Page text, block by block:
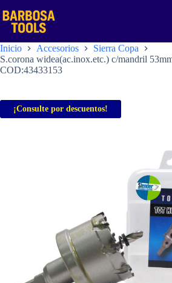
al
contenido
Inicio Accesorios
Sierra Copa
S.corona widea(ac.inox.etc.) c/mandril
COD:43433153
¡Consulte por descuentos!